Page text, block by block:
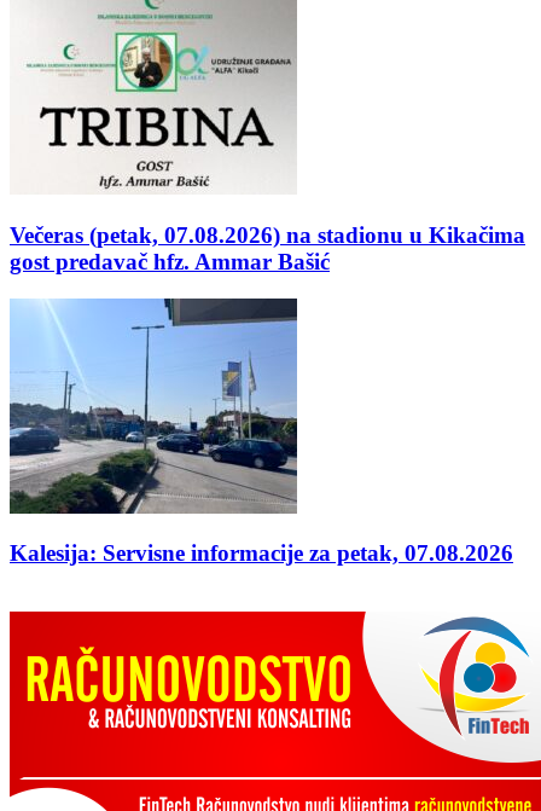
Večeras (petak, 07.08.2026) na stadionu u Kikačima
gost predavač hfz. Ammar Bašić
Kalesija: Servisne informacije za petak, 07.08.2026